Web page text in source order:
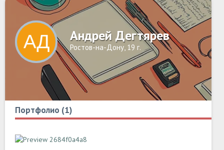
ЗАКАЗЫ
МАГАЗИН УСЛУГ
СПЕЦИАЛИСТЫ
СТАРТАПЫ
ПОСТЫ
Андрей Дегтярев
Ростов-на-Дону, 19 г.
Портфолио (1)